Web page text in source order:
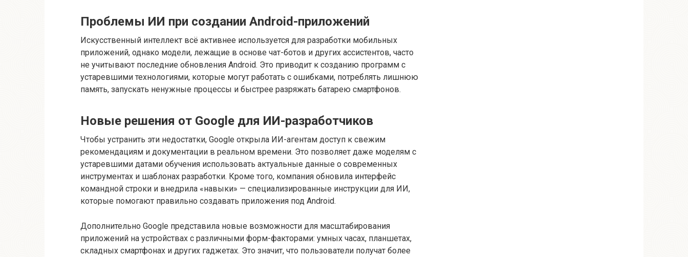
Проблемы ИИ при создании Android-приложений
Искусственный интеллект всё активнее используется для разработки мобильных
приложений, однако модели, лежащие в основе чат-ботов и других ассистентов, часто
не учитывают последние обновления Android. Это приводит к созданию программ с
устаревшими технологиями, которые могут работать с ошибками, потреблять лишнюю
память, запускать ненужные процессы и быстрее разряжать батарею смартфонов.
Новые решения от Google для ИИ-разработчиков
Чтобы устранить эти недостатки, Google открыла ИИ-агентам доступ к свежим
рекомендациям и документации в реальном времени. Это позволяет даже моделям с
устаревшими датами обучения использовать актуальные данные о современных
инструментах и шаблонах разработки. Кроме того, компания обновила интерфейс
командной строки и внедрила «навыки» — специализированные инструкции для ИИ,
которые помогают правильно создавать приложения под Android.
Дополнительно Google представила новые возможности для масштабирования
приложений на устройствах с различными форм-факторами: умных часах, планшетах,
складных смартфонах и других гаджетах. Это значит, что пользователи получат более